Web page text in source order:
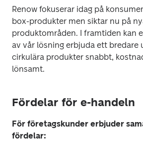
Renow fokuserar idag på
box-produkter men siktar nu på
produktområden. I framtiden kan
av vår lösning erbjuda ett bredare
cirkulära produkter snabbt,
lönsamt.
Fördelar för e-handeln
För företagskunder erbjuder
fördelar: